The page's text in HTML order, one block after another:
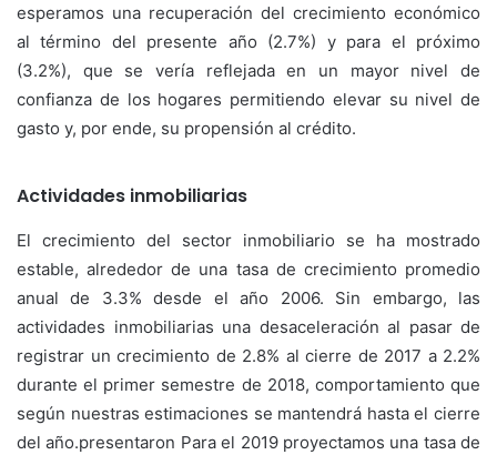
esperamos una recuperación del crecimiento económico
al término del presente año (2.7%) y para el próximo
(3.2%), que se vería reflejada en un mayor nivel de
confianza de los hogares permitiendo elevar su nivel de
gasto y, por ende, su propensión al crédito.
Actividades inmobiliarias
El crecimiento del sector inmobiliario se ha mostrado
estable, alrededor de una tasa de crecimiento promedio
anual de 3.3% desde el año 2006. Sin embargo, las
actividades inmobiliarias una desaceleración al pasar de
registrar un crecimiento de 2.8% al cierre de 2017 a 2.2%
durante el primer semestre de 2018, comportamiento que
según nuestras estimaciones se mantendrá hasta el cierre
del año.presentaron Para el 2019 proyectamos una tasa de